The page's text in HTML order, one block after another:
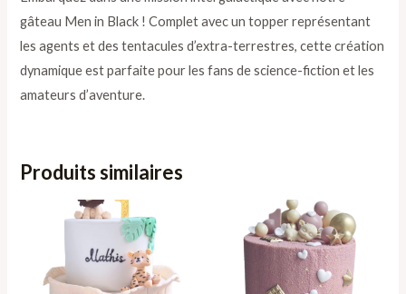
gâteau Men in Black ! Complet avec un topper représentant
les agents et des tentacules d’extra-terrestres, cette création
dynamique est parfaite pour les fans de science-fiction et les
amateurs d’aventure.
Produits similaires
de
prix :
211,00 €
à
664,65 €
Plage
de
prix :
126,60 €
à
211,00 €